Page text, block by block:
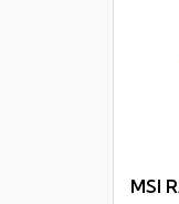
MSI